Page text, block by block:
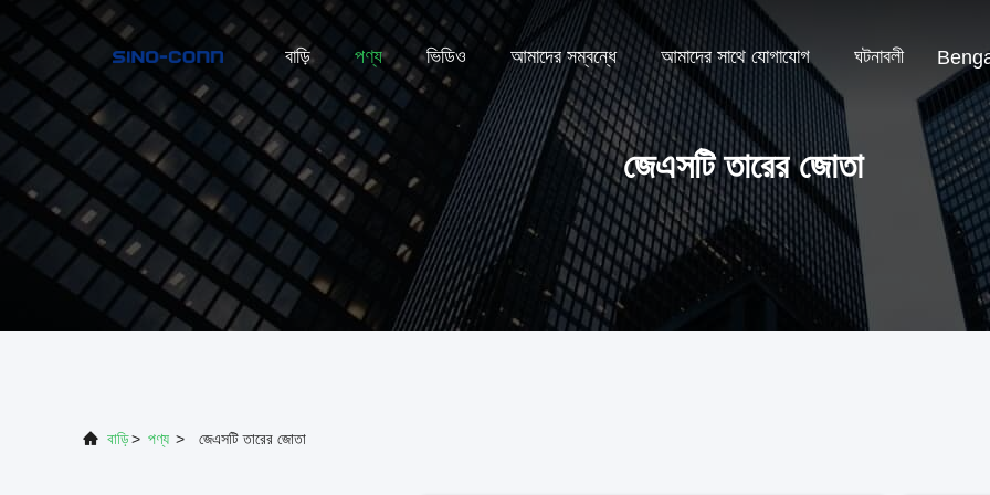
বাড়ি পণ্য ভিডিও আমাদের সম্বন্ধে আমাদের সাথে যোগাযোগ ঘটনাবলী
জেএসটি তারের জোতা
বাড়ি> পণ্য > জেএসটি তারের জোতা